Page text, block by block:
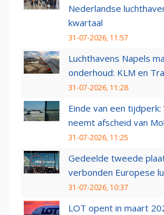
Nederlandse
kwartaal
31-07-2026, 11:57
Luchthavens Napels
onderhoud: KLM en
31-07-2026, 11:28
Einde van een
neemt afscheid van
31-07-2026, 11:25
Gedeelde tweede
verbonden Europese
31-07-2026, 10:37
LOT opent in maart